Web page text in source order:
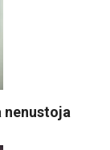
nenustoja